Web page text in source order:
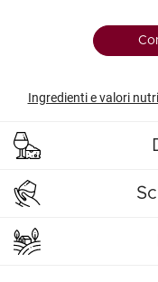
Ingredienti e valori